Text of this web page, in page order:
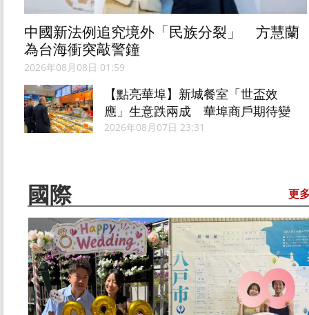
中國新法例追究境外「民族分裂」 方慧蘭
為台海衝突敲警鐘
2026年08月08日 01:59
【點亮華埠】新城餐室「世盃效
應」生意跌兩成 華埠商戶期待變
失望
2026年08月07日 23:31
國際 更